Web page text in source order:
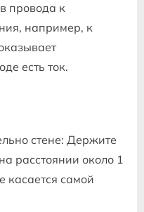
провода к
например, к
есть ток.
стене: Держите
расстоянии около 1
касается самой